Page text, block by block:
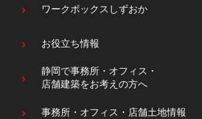
ワークボックスしずおか
お役立ち情報
静岡で事務所・オフィス・
店舗建築をお考えの方へ
事務所・オフィス・ 店舗土地情報